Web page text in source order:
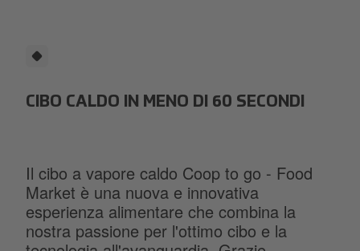
CIBO CALDO IN MENO DI 60 SECONDI
Il cibo a vapore caldo Coop to go - Food
Market è una nuova e innovativa
esperienza alimentare che combina la
nostra passione per l'ottimo cibo e la